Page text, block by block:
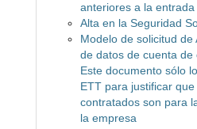
anteriores a la
Alta en la Seguridad
Modelo de solicitud de
de datos de cuenta de
Este documento sólo
ETT para justificar
contratados son para
la empresa